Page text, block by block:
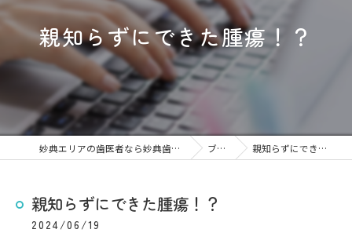
親知らずにできた腫瘍！？
妙典エリアの歯医者なら妙典歯科Nクリニック ブログ 親知らずにできた腫瘍！？
親知らずにできた腫瘍！？
2024/06/19